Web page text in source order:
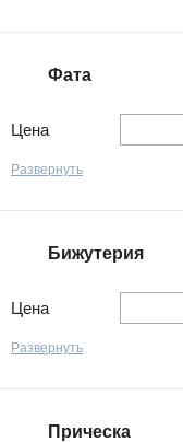
Фата
Цена
Развернуть
Бижутерия
Цена
Развернуть
Прическа